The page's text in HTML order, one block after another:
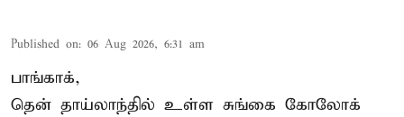
Published on: 06 Aug 2026, 6:31 am
பாங்காக்,
தென் தாய்லாந்தில் உள்ள சுங்கை கோலோக்